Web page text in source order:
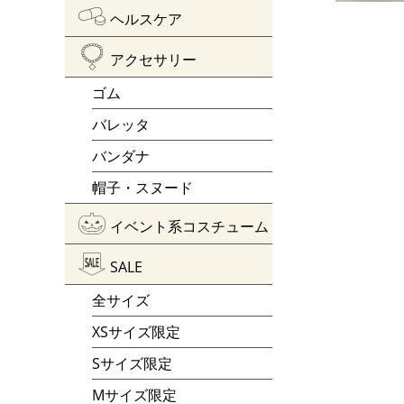
ヘルスケア
アクセサリー
ゴム
バレッタ
バンダナ
帽子・スヌード
イベント系コスチューム
SALE
全サイズ
XSサイズ限定
Sサイズ限定
Mサイズ限定